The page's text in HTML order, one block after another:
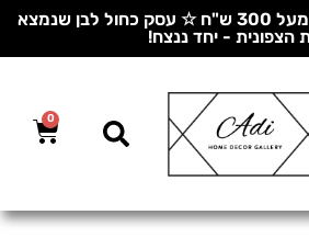
☆ משלוח חינם בקנייה מעל 300 ש"ח ☆ עסק כחול לבן שנמצא
הצפונית - יחד ננצח!
0